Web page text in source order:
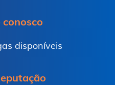
conosco
disponíveis